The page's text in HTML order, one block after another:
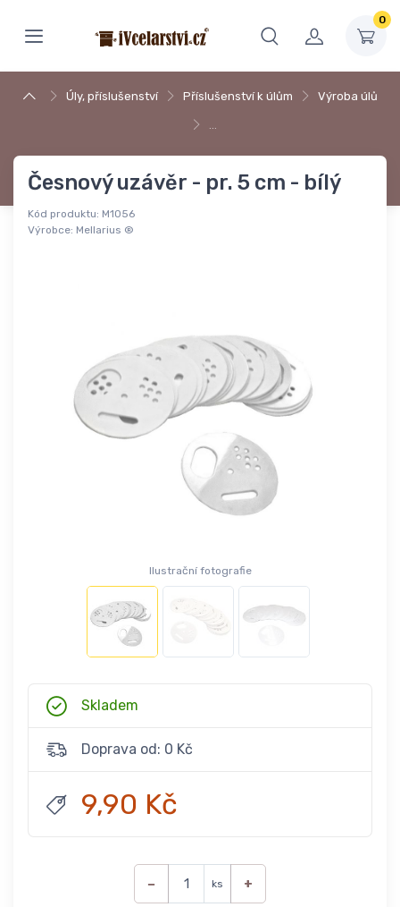
0
Úly, příslušenství Příslušenství k úlům Výroba úlů
…
Česnový uzávěr - pr. 5 cm - bílý
Kód produktu: M1056
Výrobce: Mellarius ®
Ilustrační fotografie
Skladem
Doprava od: 0 Kč
9,90 Kč
− ks +